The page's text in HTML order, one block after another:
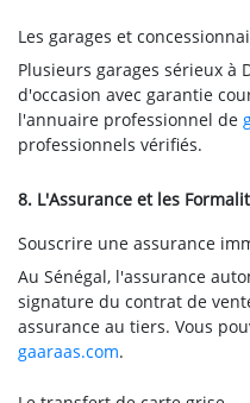
Les garages et
Plusieurs garages sérieux à
d'occasion avec garantie
l'annuaire professionnel de
professionnels vérifiés.
8. L'Assurance et les
Souscrire une assurance
Au Sénégal, l'assurance
signature du contrat de
assurance au tiers. Vous
gaaraas.com.